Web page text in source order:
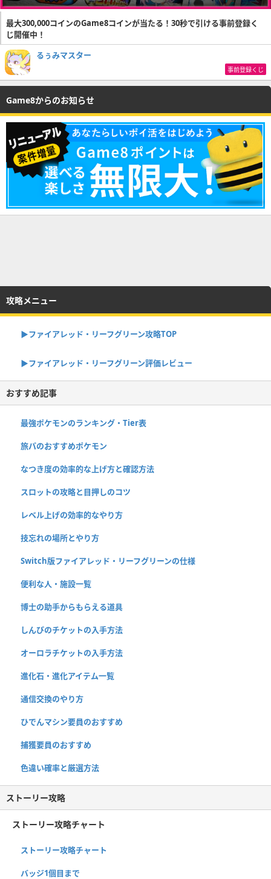
最大300,000コインのGame8コインが当たる！30秒で引ける事前登録く
じ開催中！
るぅみマスター
事前登録くじ
Game8からのお知らせ
攻略メニュー
▶︎ファイアレッド・リーフグリーン攻略TOP
▶︎ファイアレッド・リーフグリーン評価レビュー
おすすめ記事
最強ポケモンのランキング・Tier表
旅パのおすすめポケモン
なつき度の効率的な上げ方と確認方法
スロットの攻略と目押しのコツ
レベル上げの効率的なやり方
技忘れの場所とやり方
Switch版ファイアレッド・リーフグリーンの仕様
便利な人・施設一覧
博士の助手からもらえる道具
しんぴのチケットの入手方法
オーロラチケットの入手方法
進化石・進化アイテム一覧
通信交換のやり方
ひでんマシン要員のおすすめ
捕獲要員のおすすめ
色違い確率と厳選方法
ストーリー攻略
ストーリー攻略チャート
ストーリー攻略チャート
バッジ1個目まで